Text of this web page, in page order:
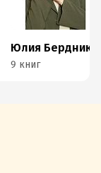
9 книг